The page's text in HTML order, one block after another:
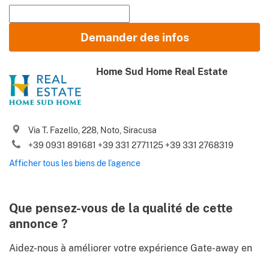
Prénom et Nom
E-mail
Téléphone (y compris l’indicatif de pays)
confidentialité
nouvelles du marché, les astuces et les conseils de Gate-
Demander des infos
Home Sud Home Real Estate
Via T. Fazello, 228, Noto, Siracusa
+39 0931 891681 +39 331 2771125 +39 331 2768319
Afficher tous les biens de l’agence
Que pensez-vous de la qualité de cette
annonce ?
Aidez-nous à améliorer votre expérience Gate-away en